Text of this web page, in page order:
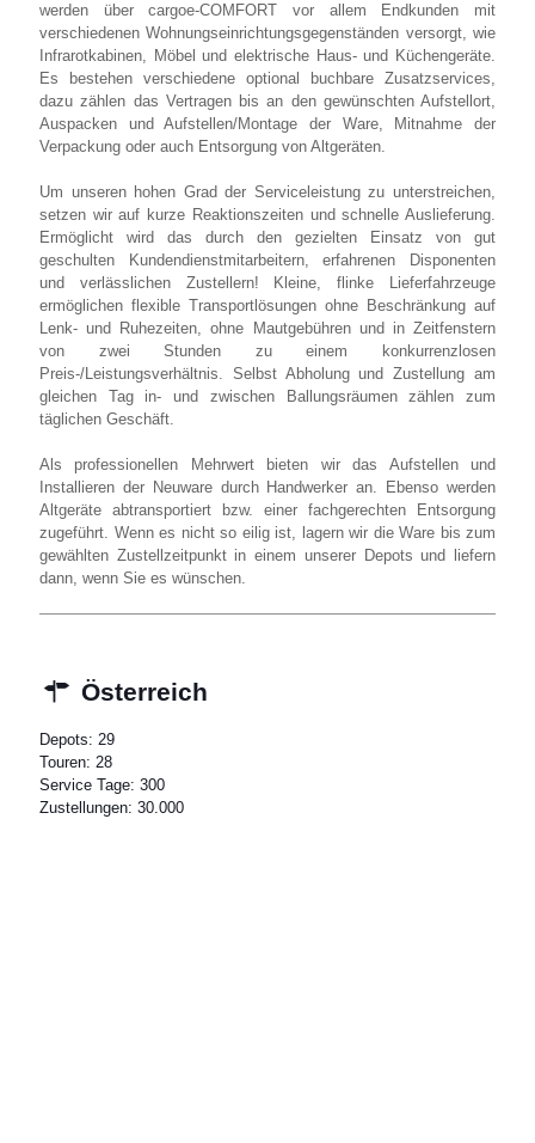
werden über cargoe-COMFORT vor allem Endkunden mit
verschiedenen Wohnungseinrichtungsgegenständen versorgt, wie
Infrarotkabinen, Möbel und elektrische Haus- und Küchengeräte.
Es bestehen verschiedene optional buchbare Zusatzservices,
dazu zählen das Vertragen bis an den gewünschten Aufstellort,
Auspacken und Aufstellen/Montage der Ware, Mitnahme der
Verpackung oder auch Entsorgung von Altgeräten.
Um unseren hohen Grad der Serviceleistung zu unterstreichen,
setzen wir auf kurze Reaktionszeiten und schnelle Auslieferung.
Ermöglicht wird das durch den gezielten Einsatz von gut
geschulten Kundendienstmitarbeitern, erfahrenen Disponenten
und verlässlichen Zustellern! Kleine, flinke Lieferfahrzeuge
ermöglichen flexible Transportlösungen ohne Beschränkung auf
Lenk- und Ruhezeiten, ohne Mautgebühren und in Zeitfenstern
von zwei Stunden zu einem konkurrenzlosen
Preis-/Leistungsverhältnis. Selbst Abholung und Zustellung am
gleichen Tag in- und zwischen Ballungsräumen zählen zum
täglichen Geschäft.
Als professionellen Mehrwert bieten wir das Aufstellen und
Installieren der Neuware durch Handwerker an. Ebenso werden
Altgeräte abtransportiert bzw. einer fachgerechten Entsorgung
zugeführt. Wenn es nicht so eilig ist, lagern wir die Ware bis zum
gewählten Zustellzeitpunkt in einem unserer Depots und liefern
dann, wenn Sie es wünschen.
Österreich
Depots: 29
Touren: 28
Service Tage: 300
Zustellungen: 30.000